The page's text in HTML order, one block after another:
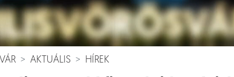
AKTUÁLIS HÍREK